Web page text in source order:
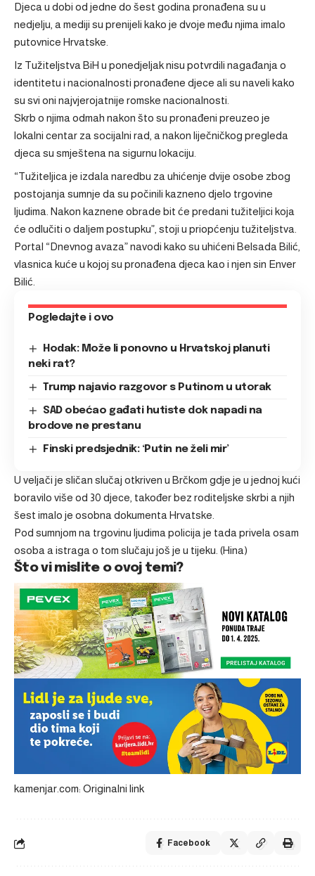
Djeca u dobi od jedne do šest godina pronađena su u
nedjelju, a mediji su prenijeli kako je dvoje među njima imalo
putovnice Hrvatske.
Iz Tužiteljstva BiH u ponedjeljak nisu potvrdili nagađanja o
identitetu i nacionalnosti pronađene djece ali su naveli kako
su svi oni najvjerojatnije romske nacionalnosti.
Skrb o njima odmah nakon što su pronađeni preuzeo je
lokalni centar za socijalni rad, a nakon liječničkog pregleda
djeca su smještena na sigurnu lokaciju.
“Tužiteljica je izdala naredbu za uhićenje dvije osobe zbog
postojanja sumnje da su počinili kazneno djelo trgovine
ljudima. Nakon kaznene obrade bit će predani tužiteljici koja
će odlučiti o daljem postupku”, stoji u priopćenju tužiteljstva.
Portal “Dnevnog avaza” navodi kako su uhićeni Belsada Bilić,
vlasnica kuće u kojoj su pronađena djeca kao i njen sin Enver
Bilić.
Pogledajte i ovo
Hodak: Može li ponovno u Hrvatskoj planuti
neki rat?
Trump najavio razgovor s Putinom u utorak
SAD obećao gađati hutiste dok napadi na
brodove ne prestanu
Finski predsjednik: ‘Putin ne želi mir’
U veljači je sličan slučaj otkriven u Brčkom gdje je u jednoj kući
boravilo više od 30 djece, također bez roditeljske skrbi a njih
šest imalo je osobna dokumenta Hrvatske.
Pod sumnjom na trgovinu ljudima policija je tada privela osam
osoba a istraga o tom slučaju još je u tijeku. (Hina)
Što vi mislite o ovoj temi?
kamenjar.com: Originalni link
Facebook